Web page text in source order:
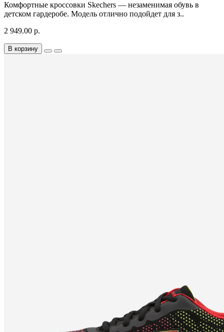
Комфортные кроссовки Skechers — незаменимая обувь в
детском гардеробе. Модель отлично подойдет для з..
2 949.00 р.
В корзину